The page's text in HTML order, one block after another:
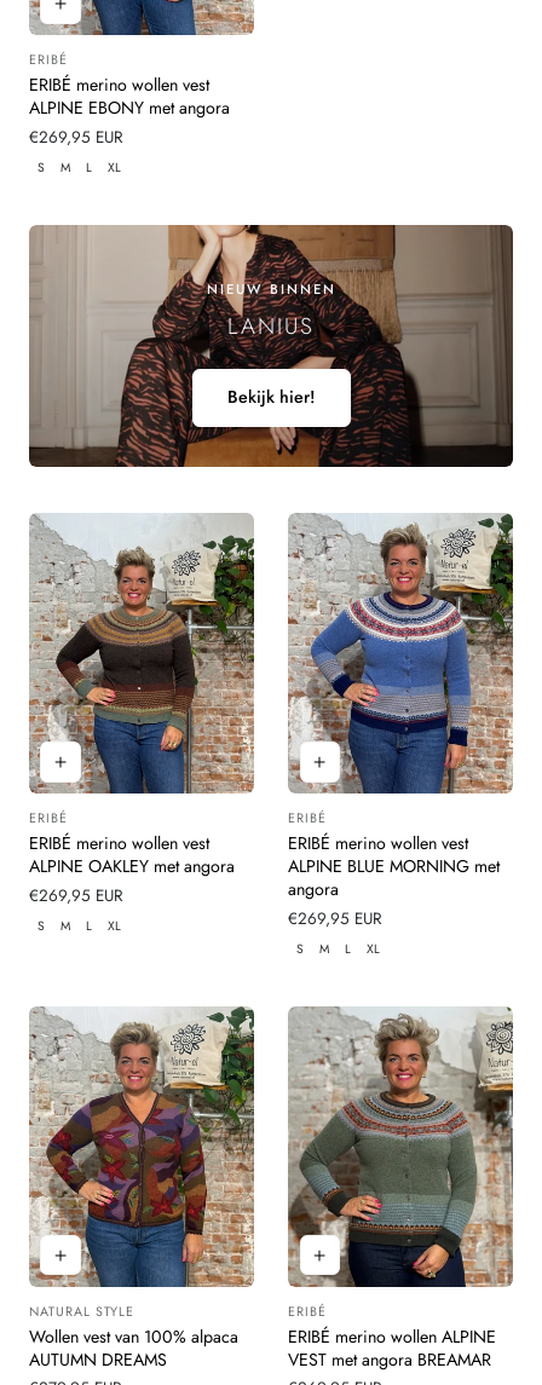
Leverancier:
ERIBÉ
ERIBÉ merino wollen vest
ALPINE EBONY met angora
Normale
prijs
€269,95 EUR
S M L XL
NIEUW BINNEN
LANIUS
Bekijk hier!
Leverancier:
ERIBÉ
ERIBÉ merino wollen vest
ALPINE OAKLEY met angora
Normale
prijs
€269,95 EUR
S M L XL
Leverancier:
ERIBÉ
ERIBÉ merino wollen vest
ALPINE BLUE MORNING met
angora
Normale
prijs
€269,95 EUR
S M L XL
Leverancier:
NATURAL STYLE
Wollen vest van 100% alpaca
AUTUMN DREAMS
Leverancier:
ERIBÉ
ERIBÉ merino wollen ALPINE
VEST met angora BREAMAR